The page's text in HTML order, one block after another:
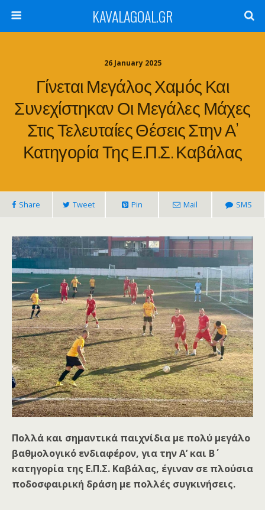
KAVALAGOAL.GR
26 January 2025
Γίνεται Μεγάλος Χαμός Και
Συνεχίστηκαν Οι Μεγάλες Μάχες
Στις Τελευταίες Θέσεις Στην Α’
Κατηγορία Της Ε.Π.Σ. Καβάλας
Share Tweet Pin Mail SMS
Πολλά και σημαντικά παιχνίδια με πολύ μεγάλο
βαθμολογικό ενδιαφέρον, για την Α’ και Β΄
κατηγορία της Ε.Π.Σ. Καβάλας, έγιναν σε πλούσια
ποδοσφαιρική δράση με πολλές συγκινήσεις.